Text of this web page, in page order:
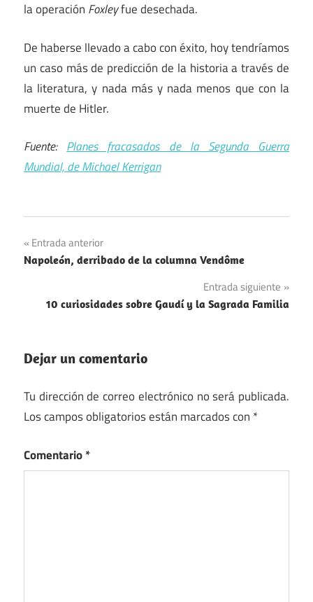
la operación Foxleyfue desechada.
De haberse llevado a cabo con éxito, hoy tendríamos
un caso más de predicción de la historia a través de
la literatura, y nada más y nada menos que con la
muerte de Hitler.
Fuente:Planes fracasados de la Segunda Guerra
Mundial, de Michael Kerrigan
Navegación
de
entradas
Entrada anterior
Napoleón, derribado de la columna Vendôme
Entrada siguiente
10 curiosidades sobre Gaudí y la Sagrada Familia
Dejar un comentario
Tu dirección de correo electrónico no será publicada.
Los campos obligatorios están marcados con *
Comentario*